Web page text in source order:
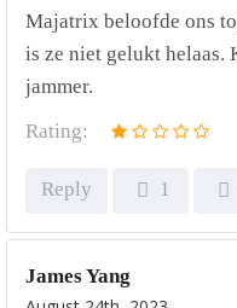
Majatrix beloofde ons
is ze niet gelukt helaas.
jammer.
Rating:
Reply 1
James Yang